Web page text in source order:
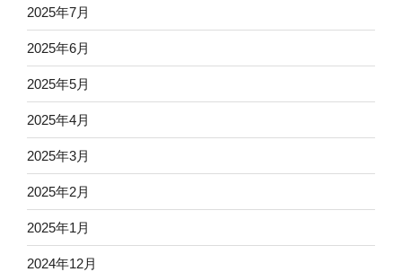
2025年7月
2025年6月
2025年5月
2025年4月
2025年3月
2025年2月
2025年1月
2024年12月